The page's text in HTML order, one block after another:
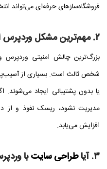
فروشگاه‌سازهای حرفه‌ای می‌تواند
۲. مهم‌ترین مشکل وردپرس از نظر امنیت چیست؟
بزرگ‌ترین چالش امنیتی وردپرس
شخص ثالث است. بسیاری از
یا بدون پشتیبانی ایجاد
مدیریت نشود، ریسک نفوذ و از
افزایش می‌یابد.
۳. آیا طراحی سایتبا